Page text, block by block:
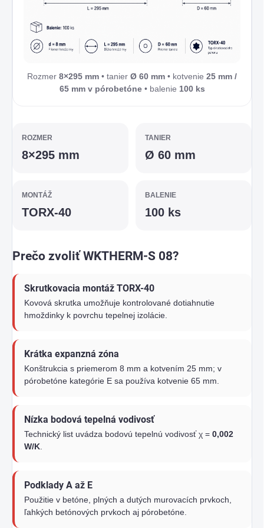
Rozmer 8×295 mm • tanier Ø 60 mm • kotvenie 25 mm /
65 mm v pórobetóne• balenie 100 ks
ROZMER
8×295 mm
TANIER
Ø 60 mm
MONTÁŽ
TORX-40
BALENIE
100 ks
Prečo zvoliť WKTHERM-S 08?
Skrutkovacia montáž TORX-40
Kovová skrutka umožňuje kontrolované dotiahnutie
hmoždinky k povrchu tepelnej izolácie.
Krátka expanzná zóna
Konštrukcia s priemerom 8 mm a kotvením 25 mm; v
pórobetóne kategórie E sa používa kotvenie 65 mm.
Nízka bodová tepelná vodivosť
Technický list uvádza bodovú tepelnú vodivosť χ = 0,002
W/K
Podklady A až E
Použitie v betóne, plných a dutých murovacích prvkoch,
ľahkých betónových prvkoch aj pórobetóne.